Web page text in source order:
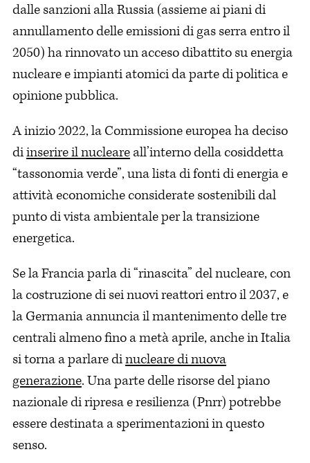
dalle sanzioni alla Russia (assieme ai piani di
annullamento delle emissioni di gas serra entro il
2050) ha rinnovato un acceso dibattito su energia
nucleare e impianti atomici da parte di politica e
opinione pubblica.
A inizio 2022, la Commissione europea ha deciso
diinserire il nucleareall’interno della cosiddetta
“tassonomia verde”, una lista di fonti di energia e
attività economiche considerate sostenibili dal
punto di vista ambientale per la transizione
energetica.
Se la Francia parla di “rinascita” del nucleare, con
la costruzione di sei nuovi reattori entro il 2037, e
la Germania annuncia il mantenimento delle tre
centrali almeno fino a metà aprile, anche in Italia
si torna a parlare dinucleare di nuova
generazione. Una parte delle risorse del piano
nazionale di ripresa e resilienza (Pnrr) potrebbe
essere destinata a sperimentazioni in questo
senso.